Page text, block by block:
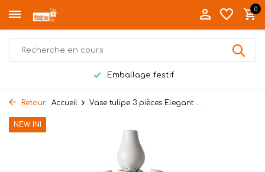
0
Emballage festif
Retour Accueil Vase tulipe 3 pièces Elegant ...
NEW IN!